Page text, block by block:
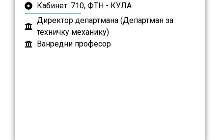
Кабинет: 710, ФТН - КУЛА
Директор департмана (Департман за
техничку механику)
Ванредни професор